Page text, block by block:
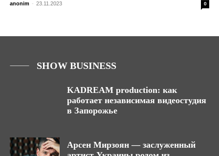
anonim - 23.11.2023 0
SHOW BUSINESS
KADREAM production: как
работает независимая видеостудия
в Запорожье
Арсен Мирзоян — заслуженный